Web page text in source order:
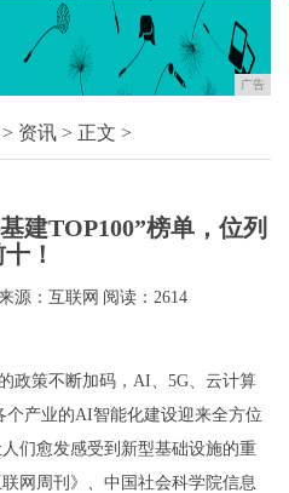
广告
> 资讯 > 正文 >
建TOP100”榜单，位列
！
源：互联网 阅读：2614
政策不断加码，AI、 5G、云计算
产业的AI智能化建设迎来全方位
们愈发感受到新型基础设施的重
网周刊》、中国社会科学院信息